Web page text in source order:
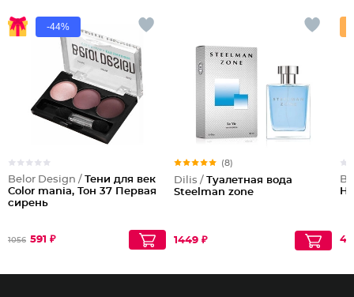
-44%
Belor Design / Тени для век
Color mania, Тон 37 Первая
сирень
1056 591 ₽
(8)
Dilis / Туалетная вода
Steelman zone
1449 ₽